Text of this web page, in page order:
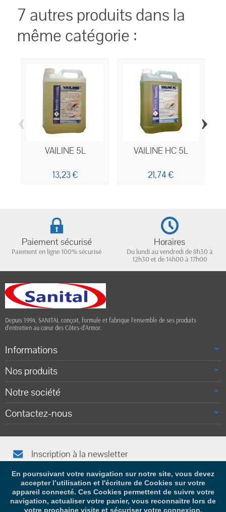
7 autres produits dans la
même catégorie :
VAILINE 5L
13,23 €
VAILINE HC 5L
21,74 €
‹ ›
Paiement sécurisé
Paiement en ligne 100% sécurisé
Horaires
Du lundi au vendredi de 8h30 à
12h30 et de 14h00 à 17h00
Depuis 1994, SANITAL conçoit, formule et fabrique l’ensemble de ses produits
d’entretien au cœur des Côtes-d’Armor.
Informations
Nos produits
Notre société
Contactez-nous
En poursuivant votre navigation sur notre site, vous devez
accepter l’utilisation et l'écriture de Cookies sur votre
appareil connecté. Ces Cookies permettent de suivre votre
navigation, actualiser votre panier, vous reconnaitre lors de
votre prochaine visite et sécuriser votre connexion.
Inscription à la newsletter